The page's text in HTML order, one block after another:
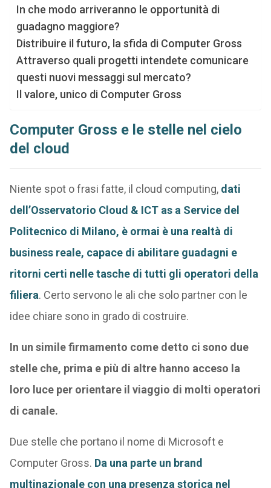
In che modo arriveranno le opportunità di
guadagno maggiore?
Distribuire il futuro, la sfida di Computer Gross
Attraverso quali progetti intendete comunicare
questi nuovi messaggi sul mercato?
Il valore, unico di Computer Gross
Computer Gross e le stelle nel cielo
del cloud
Niente spot o frasi fatte, il cloud computing, dati
dell’Osservatorio Cloud & ICT as a Service del
Politecnico di Milano, è ormai è una realtà di
business reale, capace di abilitare guadagni e
ritorni certi nelle tasche di tutti gli operatori della
filiera. Certo servono le ali che solo partner con le
idee chiare sono in grado di costruire.
In un simile firmamento come detto ci sono due
stelle che, prima e più di altre hanno acceso la
loro luce per orientare il viaggio di molti operatori
di canale.
Due stelle che portano il nome di Microsoft e
Computer Gross. Da una parte un brand
multinazionale con una presenza storica nel